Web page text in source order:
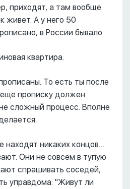
приходят, а там вообще
живет. А у него 50
в России бывало.
квартира.
То есть ты после
прописку должен
сложный процесс. Вполне
находят никаких концов…
Они не совсем в тупую
спрашивать соседей,
управдома: "Живут ли